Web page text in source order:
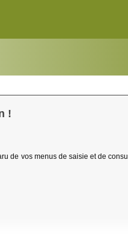
!
de vos menus de saisie et de